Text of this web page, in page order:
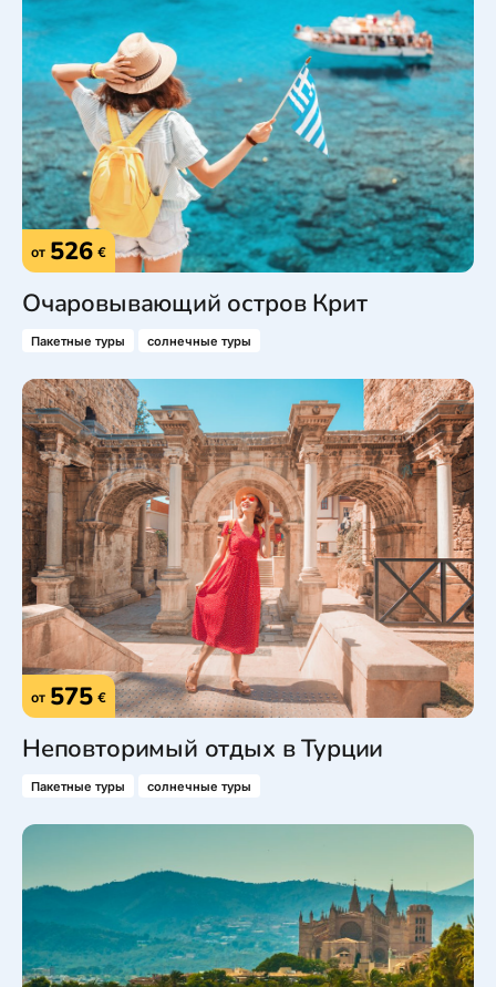
от 526 €
Очаровывающий остров Крит
Пакетные туры солнечные туры
от 575 €
Неповторимый отдых в Турции
Пакетные туры солнечные туры